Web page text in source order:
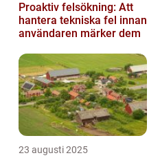
Proaktiv felsökning: Att
hantera tekniska fel innan
användaren märker dem
23 augusti 2025